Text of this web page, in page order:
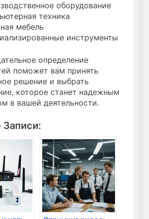
оборудование
техника
мебель
инструменты
определение
поможет вам принять
решение и выбрать
которое станет надежным
в вашей деятельности.